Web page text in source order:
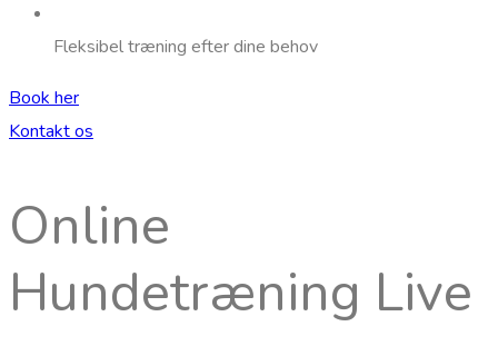
Fleksibel træning efter dine behov
Book her
Kontakt os
Online
Hundetræning Live